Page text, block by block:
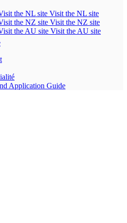
Visit the NL site
Visit the NZ site
Visit the AU site
Application Guide